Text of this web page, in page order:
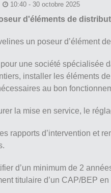
10:40 - 30 octobre 2025
d'éléments de
un poseur d’élément
une société spécialisée
installer les éléments
au bon
la mise en service, le
rapports d’intervention et
d’un minimum de 2
titulaire d’un CAP/BEP